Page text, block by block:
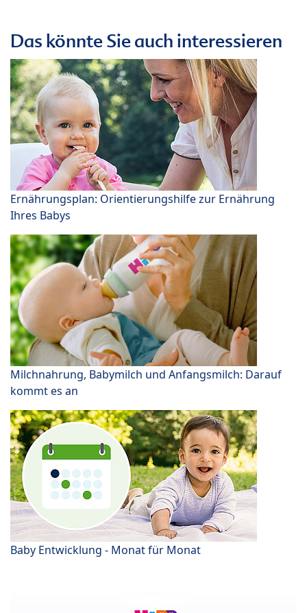
Das könnte Sie auch interessieren
Ernährungsplan: Orientierungshilfe zur Ernährung
Ihres Babys
Milchnahrung, Babymilch und Anfangsmilch: Darauf
kommt es an
Baby Entwicklung - Monat für Monat